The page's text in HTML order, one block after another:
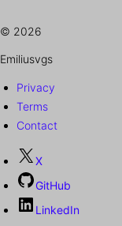
© 2026
Emiliusvgs
Privacy
Terms
Contact
X
GitHub
LinkedIn